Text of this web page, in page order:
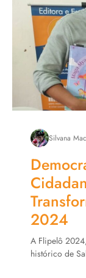
Silvana
2024
A Flipelô
histórico de